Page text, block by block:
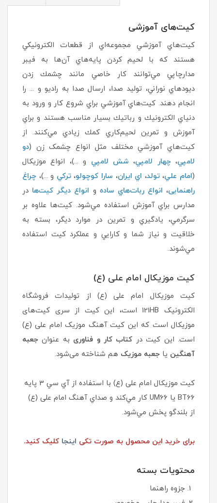
کیت‌های آموزشی
كيت‌هاي آموزشي مجموعه‌اي از قطعات الكترونيكي
هستند كه با لحيم كردن پايه‌هاي آن‌ها به فيبر
مدارچاپي ‌مي‌توانند كار خاصي مانند چشمك‌ زدن
ديودهاي نوراني، توليد صدا، ارسال صدا به راديو و ... را
انجام دهند. كيت‌هاي آموزشي براي شروع كار و ورود به
دنياي الكترونيك و رباتيك بسيار مناسب هستند و براي
آموزش و تمرين لحيم‌كاري كمك زيادي مي‌كنند. از
كيت‌هاي آموزشي مختلف مثل انواع چشمک زن (دو
لامپي،چهار لامپي، شش لامپي و ...)، انواع موزيكال
(امام علي،تولد، اي ايران، سارا كوچولو،تركي و ...)، چراغ
راهنمایی، انواع ربات‌هاي ساده و انواع ديگر كيت‌ها در
مدارس براي آموزش استفاده مي‌شود. كيت‌ها علاوه بر
سرگرمي، يادگيري و تمرين در موارد ديگر، بسته به
خلاقيت و نياز شما و كارايي و عملكرد كيت استفاده
مي‌شوند.
کیت موزیکال امام علی (ع)
کیت موزیکال امام علی (ع) از تولیدات فروشگاه
الکترونیک 121HB است، این کیت از سری کیت‌های
موزیکال است که این کیت آهنگ موزیک امام علی (ع)
است. این کیت در کتاب کار و فناوری به عنوانجعبه
آهنگین یا جعبه موزیک هم شناخته می‌شود.
کیت موزیکال امام علی (ع) با استفاده از آي سي 3 پايه
BT66 يا UM66 كار مي‌كند و صداي آهنگ امام علی (ع)
از بلندگو پخش مي‌شود.
برای خرید این محصول به صورت تکی اینجا کلیک کنید.
محتويات بسته
جزوه راهنما